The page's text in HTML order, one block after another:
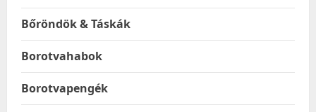
Bőröndök & Táskák
Borotvahabok
Borotvapengék